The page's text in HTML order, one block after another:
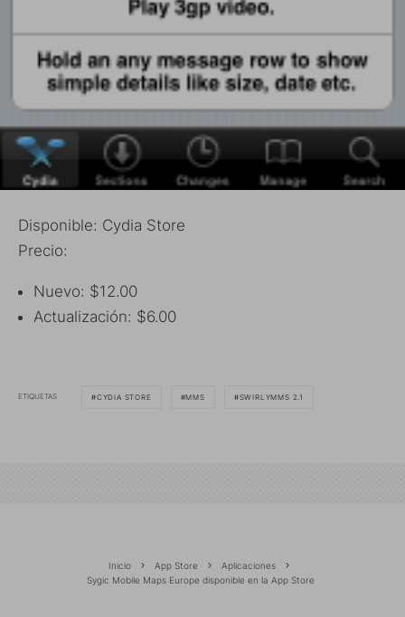
Disponible: Cydia Store
Precio:
Nuevo: $12.00
Actualización: $6.00
ETIQUETAS CYDIA STORE MMS SWIRLYMMS 2.1
Inicio App Store
Aplicaciones
Sygic Mobile Maps Europe disponible en la App Store